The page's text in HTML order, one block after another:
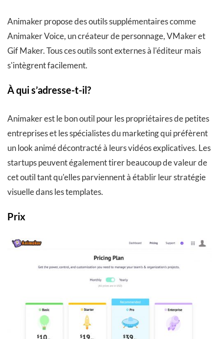
Animaker propose des outils supplémentaires comme
Animaker Voice, un créateur de personnage, VMaker et
Gif Maker. Tous ces outils sont externes à l'éditeur mais
s'intègrent facilement.
À qui s’adresse-t-il?
Animaker est le bon outil pour les propriétaires de petites
entreprises et les spécialistes du marketing qui préfèrent
un look animé décontracté à leurs vidéos explicatives. Les
startups peuvent également tirer beaucoup de valeur de
cet outil tant qu'elles parviennent à établir leur stratégie
visuelle dans les templates.
Prix